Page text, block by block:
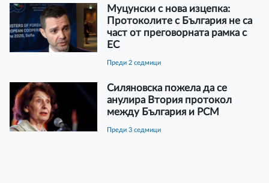
Муцунски с нова изцепка:
Протоколите с България не са
част от преговорната рамка с
ЕС
преди 2 седмици
Силяновска пожела да се
анулира Втория протокол
между България и РСМ
преди 3 седмици